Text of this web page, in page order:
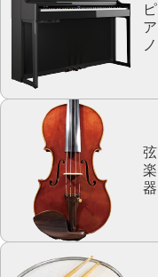
ピ
ア
ノ
弦
楽
器